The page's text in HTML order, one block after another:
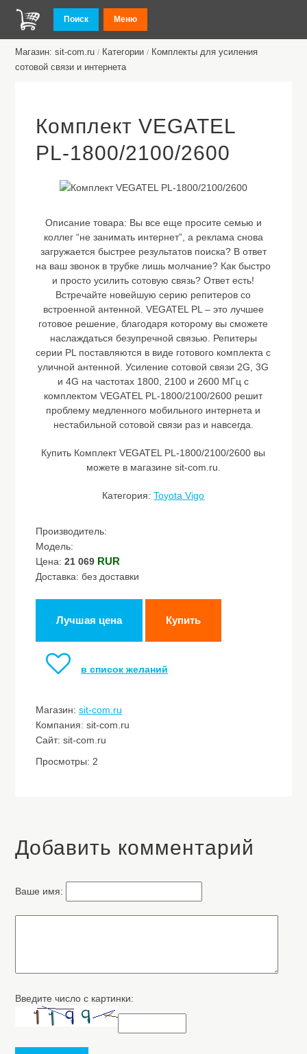
Поиск Меню
Магазин: sit-com.ru / Категории / Комплекты для усиления
сотовой связи и интернета
Комплект VEGATEL
PL-1800/2100/2600
Описание товара: Вы все еще просите семью и
коллег “не занимать интернет”, а реклама снова
загружается быстрее результатов поиска? В ответ
на ваш звонок в трубке лишь молчание? Как быстро
и просто усилить сотовую связь? Ответ есть!
Встречайте новейшую серию репитеров со
встроенной антенной. VEGATEL PL – это лучшее
готовое решение, благодаря которому вы сможете
наслаждаться безупречной связью. Репитеры
серии PL поставляются в виде готового комплекта с
уличной антенной. Усиление сотовой связи 2G, 3G
и 4G на частотах 1800, 2100 и 2600 МГц с
комплектом VEGATEL PL-1800/2100/2600 решит
проблему медленного мобильного интернета и
нестабильной сотовой связи раз и навсегда.
Купить Комплект VEGATEL PL-1800/2100/2600 вы
можете в магазине sit-com.ru.
Категория:Toyota Vigo
Производитель:
Модель:
Цена:21 069 RUR
Доставка: без доставки
Лучшая цена Купить
в список желаний
Магазин:sit-com.ru
Компания: sit-com.ru
Сайт: sit-com.ru
Просмотры: 2
Добавить комментарий
Ваше имя:
Введите число с картинки: